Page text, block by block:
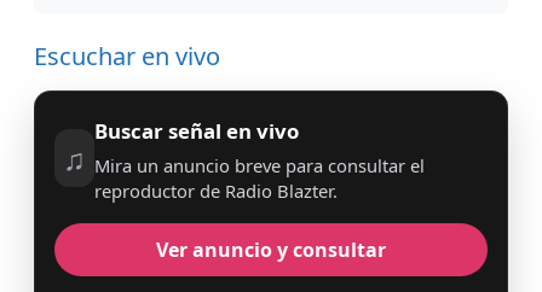
Escuchar en vivo
♫
Buscar señal en vivo
Mira un anuncio breve para consultar el
reproductor de Radio Blazter.
Ver anuncio y consultar